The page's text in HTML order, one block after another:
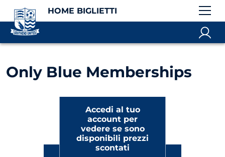
HOME BIGLIETTI
Only Blue Memberships
Accedi al tuo
account per
vedere se sono
disponibili prezzi
scontati